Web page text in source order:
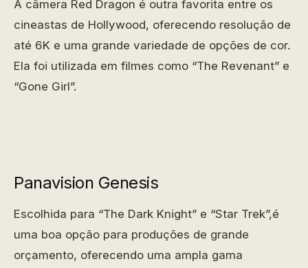
A câmera Red Dragon é outra favorita entre os
cineastas de Hollywood, oferecendo resolução de
até 6K e uma grande variedade de opções de cor.
Ela foi utilizada em filmes como “The Revenant” e
“Gone Girl”.
Panavision Genesis
Escolhida para “The Dark Knight” e “Star Trek”,é
uma boa opção para produções de grande
orçamento, oferecendo uma ampla gama